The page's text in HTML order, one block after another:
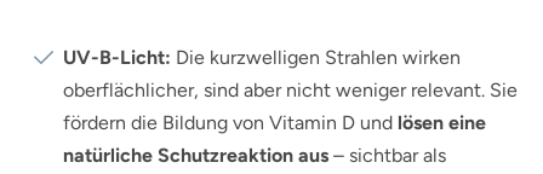
UV-B-Licht: Die kurzwelligen Strahlen wirken
oberflächlicher, sind aber nicht weniger relevant. Sie
fördern die Bildung von Vitamin D und lösen eine
natürliche Schutzreaktion aus – sichtbar als